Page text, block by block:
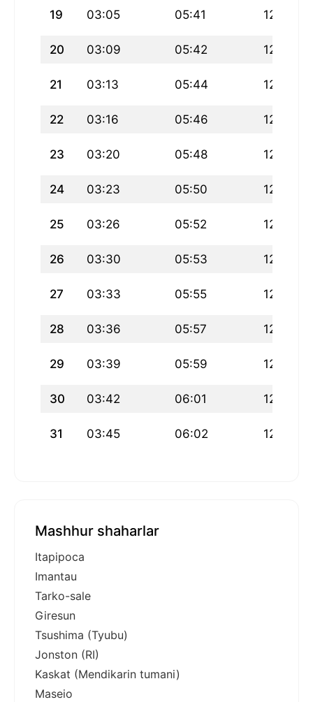
19 03:05 05:41 12:59
20 03:09 05:42 12:59
21 03:13 05:44 12:59
22 03:16 05:46 12:58
23 03:20 05:48 12:58
24 03:23 05:50 12:58
25 03:26 05:52 12:58
26 03:30 05:53 12:57
27 03:33 05:55 12:57
28 03:36 05:57 12:57
29 03:39 05:59 12:57
30 03:42 06:01 12:56
31 03:45 06:02 12:56
Mashhur shaharlar
Itapipoca
Imantau
Tarko-sale
Giresun
Tsushima (Tyubu)
Jonston (RI)
Kaskat (Mendikarin tumani)
Maseio